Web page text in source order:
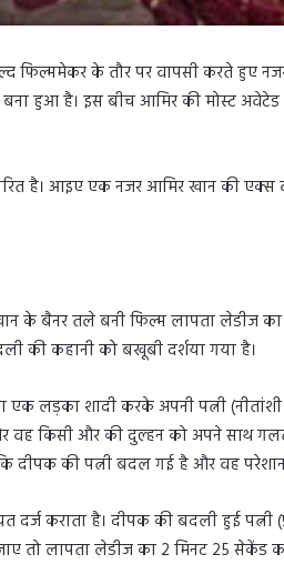
फिल्ममेकर के तौर पर वापसी करते हुए
हुआ है। इस बीच आमिर की मोस्ट अवेटेड
है। आइए एक नजर आमिर खान की एक्स
बैनर तले बनी फिल्म लापता लेडीज का
की कहानी को बखूबी दर्शया गया है।
एक लड़का शादी करके अपनी पत्नी
वह किसी और की दुल्हन को अपने साथ
दीपक की पत्नी बदल गई है और वह परेशान
कराता है। दीपक की बदली हुई पत्नी
तो लापता लेडीज का 2 मिनट 25 सेकेंड